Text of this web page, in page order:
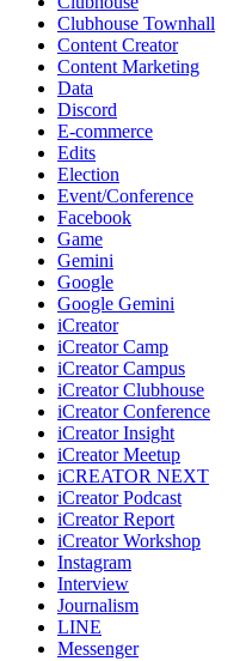
Clubhouse Townhall
Content Creator
Content Marketing
Data
Discord
E-commerce
Edits
Election
Event/Conference
Facebook
Game
Gemini
Google
Google Gemini
iCreator
iCreator Camp
iCreator Campus
iCreator Clubhouse
iCreator Conference
iCreator Insight
iCreator Meetup
iCREATOR NEXT
iCreator Podcast
iCreator Report
iCreator Workshop
Instagram
Interview
Journalism
LINE
Messenger